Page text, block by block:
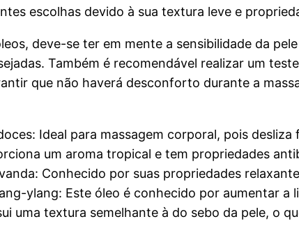
escolhas devido à sua textura leve e
deve-se ter em mente a sensibilidade da
Também é recomendável realizar um
que não haverá desconforto durante a
Ideal para massagem corporal, pois
um aroma tropical e tem propriedades
Conhecido por suas propriedades
ylang: Este óleo é conhecido por aumentar
uma textura semelhante à do sebo da pele, o